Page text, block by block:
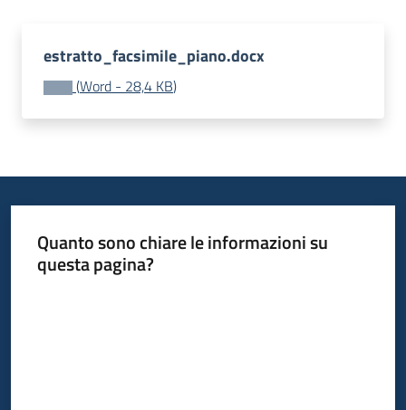
cifre
su
estratto_facsimile_piano.docx
(Word - 28,4 KB)
Quanto sono chiare le informazioni su
questa pagina?